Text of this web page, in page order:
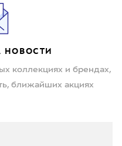
НОВОСТИ
коллекциях и брендах,
ближайших акциях